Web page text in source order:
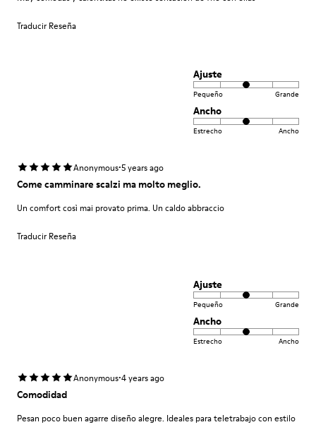
Traducir Reseña
Ajuste
Pequeño Grande
Ancho
Estrecho Ancho
Anonymous·5 years ago
Come camminare scalzi ma molto meglio.
Un comfort così mai provato prima. Un caldo abbraccio
Traducir Reseña
Ajuste
Pequeño Grande
Ancho
Estrecho Ancho
Anonymous·4 years ago
Comodidad
Pesan poco buen agarre diseño alegre. Ideales para teletrabajo con estilo